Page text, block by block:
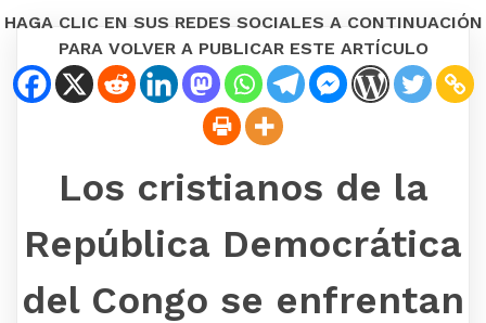
HAGA CLIC EN SUS REDES SOCIALES A CONTINUACIÓN
PARA VOLVER A PUBLICAR ESTE ARTÍCULO
Los cristianos de la
República Democrática
del Congo se enfrentan